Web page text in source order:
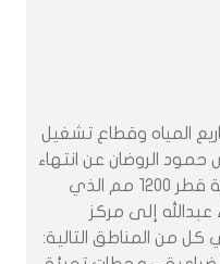
المياه وقطاع تشغيل
حمود الروضان عن انتهاء
الوزارة من تنفيذ خط المياه العذبة قطر 1200 مم الذي
إلى مركز
من المناطق التالية: